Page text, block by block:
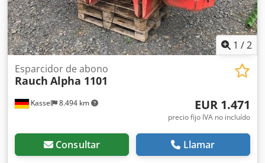
1 /2
Kassel 8.494 km
Esparcidor de abono
Rauch Alpha 1101
EUR 1.471
precio fijo IVA no incluído
Consultar Llamar